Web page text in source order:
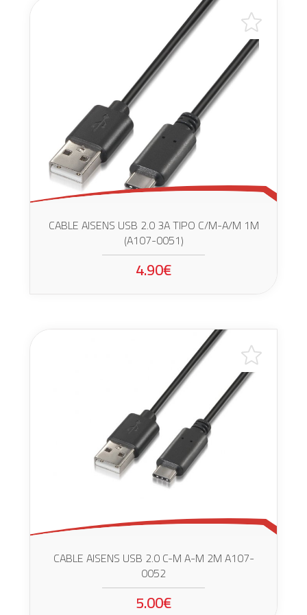
CABLE AISENS USB 2.0 3A TIPO C/M-A/M 1M
(A107-0051)
4.90€
CABLE AISENS USB 2.0 C-M A-M 2M A107-
0052
5.00€